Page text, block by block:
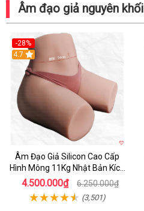
Âm đạo giả nguyên khối
-28%
4.7
Âm Đạo Giả Silicon Cao Cấp
Hình Mông 11Kg Nhật Bản Kích
Thước Như Thật
4.500.000₫ 6.250.000₫
(3,501)